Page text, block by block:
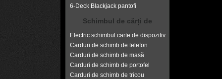
6-Deck Blackjack pantofi
Schimbul de cărți de
Electric schimbul carte de dispozitiv
Carduri de schimb de telefon
Carduri de schimb de masă
Carduri de schimb de portofel
Carduri de schimb de tricou